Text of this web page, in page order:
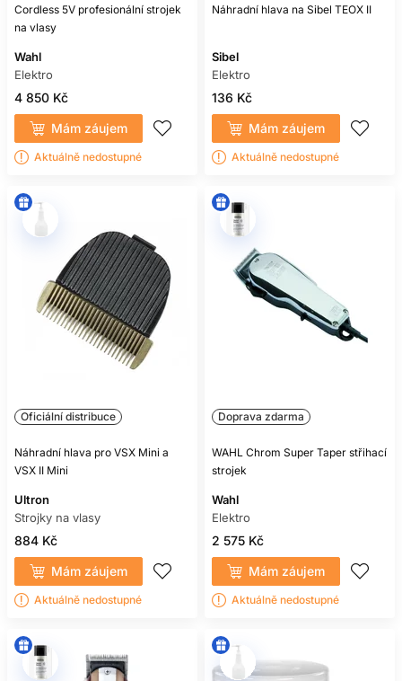
Cordless 5V profesionální strojek
na vlasy
Wahl
Elektro
4 850 Kč
Mám záujem
Aktuálně nedostupné
Náhradní hlava na Sibel TEOX II
Sibel
Elektro
136 Kč
Mám záujem
Aktuálně nedostupné
Oficiální distribuce
Náhradní hlava pro VSX Mini a
VSX II Mini
Ultron
Strojky na vlasy
884 Kč
Mám záujem
Aktuálně nedostupné
Doprava zdarma
WAHL Chrom Super Taper střihací
strojek
Wahl
Elektro
2 575 Kč
Mám záujem
Aktuálně nedostupné